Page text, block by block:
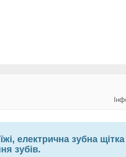
електрична зубна
зубів.